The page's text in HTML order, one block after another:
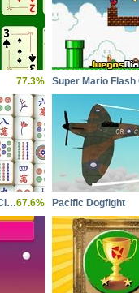
77.3%
Solitaire Mahjong Classic67.6% Pacific Dogfight